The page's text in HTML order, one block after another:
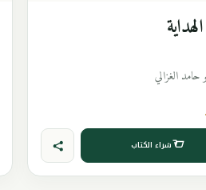
حامد الغزالي
شراء الكتاب